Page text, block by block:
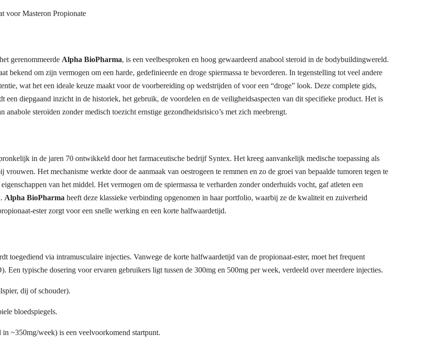
voor Masteron Propionate
gerenommeerde Alpha BioPharma, is een veelbesproken en hoog gewaardeerd anabool steroid in de bodybuildingwereld.
bekend om zijn vermogen om een harde, gedefinieerde en droge spiermassa te bevorderen. In tegenstelling tot veel andere
wat het een ideale keuze maakt voor de voorbereiding op wedstrijden of voor een “droge” look. Deze complete gids,
een diepgaand inzicht in de historiek, het gebruik, de voordelen en de veiligheidsaspecten van dit specifieke product. Het is
anabole steroïden zonder medisch toezicht ernstige gezondheidsrisico’s met zich meebrengt.
in de jaren 70 ontwikkeld door het farmaceutische bedrijf Syntex. Het kreeg aanvankelijk medische toepassing als
Het mechanisme werkte door de aanmaak van oestrogeen te remmen en zo de groei van bepaalde tumoren tegen te
van het middel. Het vermogen om de spiermassa te verharden zonder onderhuids vocht, gaf atleten een
Alpha BioPharma heeft deze klassieke verbinding opgenomen in haar portfolio, waarbij ze de kwaliteit en zuiverheid
ester zorgt voor een snelle werking en een korte halfwaardetijd.
toegediend via intramusculaire injecties. Vanwege de korte halfwaardetijd van de propionaat-ester, moet het frequent
Een typische dosering voor ervaren gebruikers ligt tussen de 300mg en 500mg per week, verdeeld over meerdere injecties.
dij of schouder).
bloedspiegels.
in ~350mg/week) is een veelvoorkomend startpunt.